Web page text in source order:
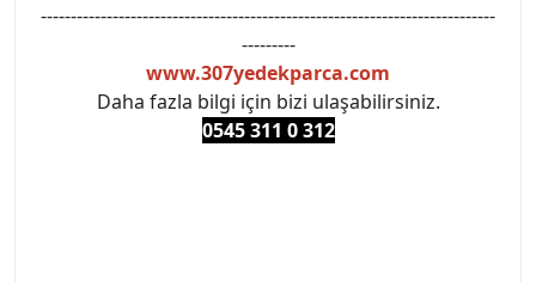
----------------------------------------------------------------------------
---------
www.307yedekparca.com
Daha fazla bilgi için bizi ulaşabilirsiniz.
0545 311 0 312